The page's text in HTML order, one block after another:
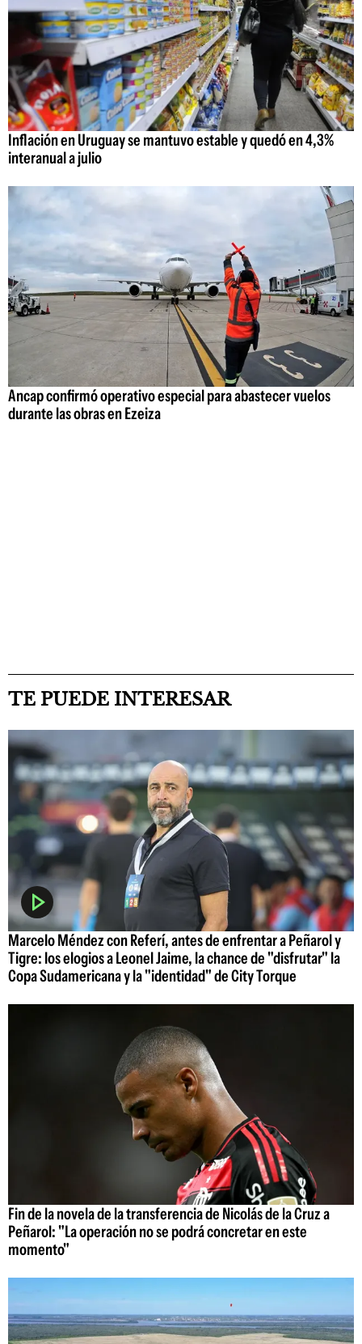
Inflación en Uruguay se mantuvo estable y quedó en 4,3%
interanual a julio
Ancap confirmó operativo especial para abastecer vuelos
durante las obras en Ezeiza
TE PUEDE INTERESAR
Marcelo Méndez con Referí, antes de enfrentar a Peñarol y
Tigre: los elogios a Leonel Jaime, la chance de "disfrutar" la
Copa Sudamericana y la "identidad" de City Torque
Fin de la novela de la transferencia de Nicolás de la Cruz a
Peñarol: "La operación no se podrá concretar en este
momento"